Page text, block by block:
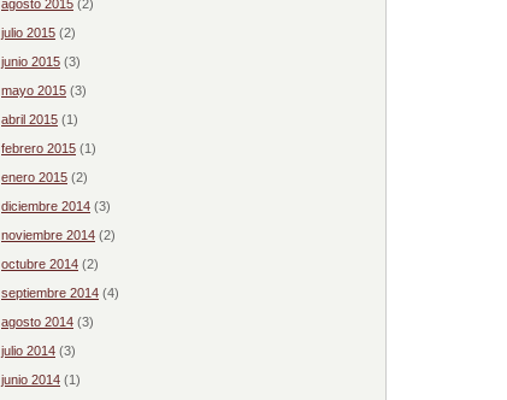
agosto 2015 (2)
julio 2015 (2)
junio 2015 (3)
mayo 2015 (3)
abril 2015 (1)
febrero 2015 (1)
enero 2015 (2)
diciembre 2014 (3)
noviembre 2014 (2)
octubre 2014 (2)
septiembre 2014 (4)
agosto 2014 (3)
julio 2014 (3)
junio 2014 (1)